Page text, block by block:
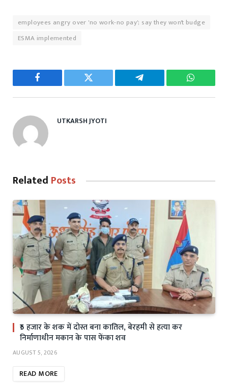
employees angry over 'no work-no pay'; say they won't budge
ESMA implemented
Facebook Twitter Telegram
UTKARSH JYOTI
Related Posts
₹5 हजार के शक में दोस्त बना कातिल, बेरहमी से हत्या कर
निर्माणाधीन मकान के पास फेंका शव
AUGUST 5, 2026
READ MORE